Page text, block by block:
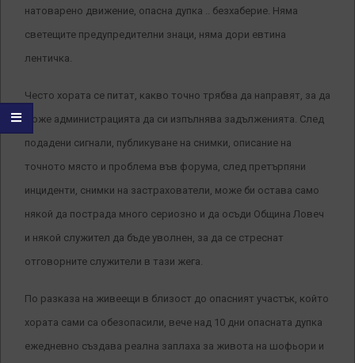
натоварено движение, опасна дупка .. безхаберие. Няма
светещите предупредителни знаци, няма дори евтина
лентичка.
Често хората се питат, какво точно трябва да направят, за да
може администрацията да си изпълнява задълженията. След
подадени сигнали, публикуване на снимки, описание на
точното място и проблема във форума, след претърпяни
инциденти, снимки на застрахователи, може би остава само
някой да пострада много сериозно и да осъди Община Ловеч
и някой служител да бъде уволнен, за да се стреснат
отговорните служители в тази жега.
По разказа на живеещи в близост до опасният участък, който
хората сами са обезопасили, вече над 10 дни опасната дупка
ежедневно създава реална заплаха за живота на шофьори и